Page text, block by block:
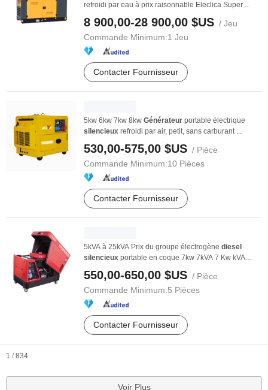
refroidi par eau à prix raisonnable Eleclica Super ...
8 900,00-28 900,00 $US / Jeu
Commande Minimum:1 Jeu
Contacter Fournisseur
5kw 6kw 7kw 8kw Générateur portable électrique
silencieux refroidi par air, petit, sans carburant ...
530,00-575,00 $US / Pièce
Commande Minimum:10 Pièces
Contacter Fournisseur
5kVA à 25kVA Prix du groupe électrogène diesel
silencieux portable en coque 7kw 7kVA 7 Kw kVA
550,00-650,00 $US / Pièce
Commande Minimum:5 Pièces
Contacter Fournisseur
1 / 834
Voir Plus